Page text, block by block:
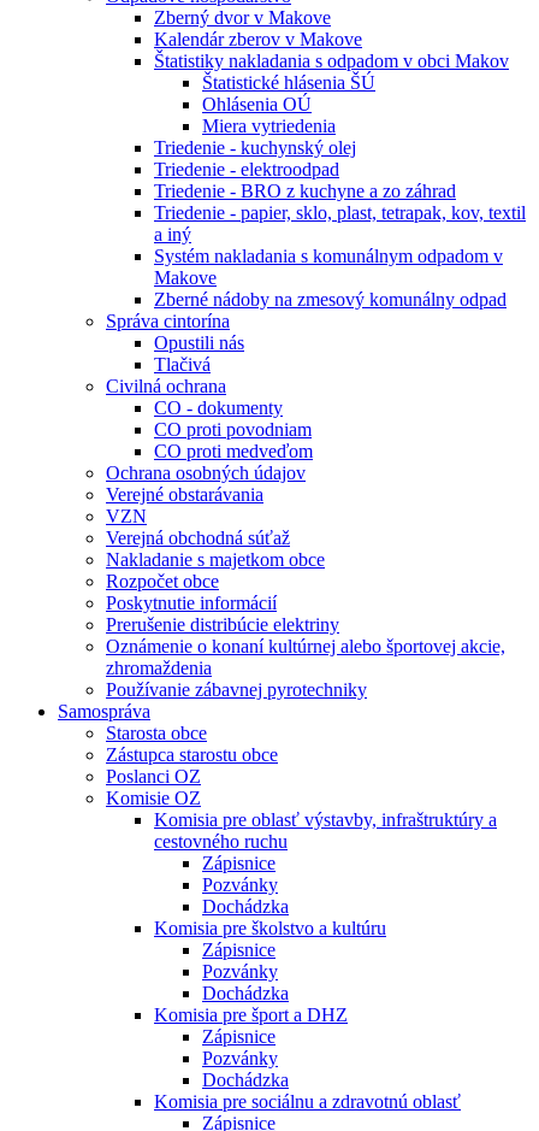
Zberný dvor v Makove
Kalendár zberov v Makove
Štatistiky nakladania s odpadom v obci Makov
Štatistické hlásenia ŠÚ
Ohlásenia OÚ
Miera vytriedenia
Triedenie - kuchynský olej
Triedenie - elektroodpad
Triedenie - BRO z kuchyne a zo záhrad
Triedenie - papier, sklo, plast, tetrapak, kov, textil
a iný
Systém nakladania s komunálnym odpadom v
Makove
Zberné nádoby na zmesový komunálny odpad
Správa cintorína
Opustili nás
Tlačivá
Civilná ochrana
CO - dokumenty
CO proti povodniam
CO proti medveďom
Ochrana osobných údajov
Verejné obstarávania
VZN
Verejná obchodná súťaž
Nakladanie s majetkom obce
Rozpočet obce
Poskytnutie informácií
Prerušenie distribúcie elektriny
Oznámenie o konaní kultúrnej alebo športovej akcie,
zhromaždenia
Používanie zábavnej pyrotechniky
Samospráva
Starosta obce
Zástupca starostu obce
Poslanci OZ
Komisie OZ
Komisia pre oblasť výstavby, infraštruktúry a
cestovného ruchu
Zápisnice
Pozvánky
Dochádzka
Komisia pre školstvo a kultúru
Zápisnice
Pozvánky
Dochádzka
Komisia pre šport a DHZ
Zápisnice
Pozvánky
Dochádzka
Komisia pre sociálnu a zdravotnú oblasť
Zápisnice